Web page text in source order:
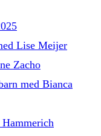
Lise Meijer
Zacho
med Bianca